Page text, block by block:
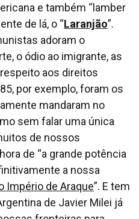
e também “ lamber
de lá, o “Laranjão”.
adoram o
o ódio ao imigrante, as
aos direitos
por exemplo, foram os
mandaram no
sem falar uma única
de nossos
de “a grande potência
a nossa
Império de Araque”. E tem
de Javier Milei já